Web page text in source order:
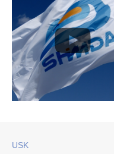
ぶんぐはうす大山 イメ
ージCM（15秒）
2023年2月 ぶんぐはうす大山
USK